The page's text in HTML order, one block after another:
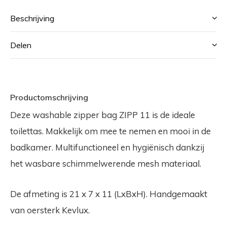
Beschrijving
Delen
Productomschrijving
Deze washable zipper bag ZIPP 11 is de ideale
toilettas. Makkelijk om mee te nemen en mooi in de
badkamer. Multifunctioneel en hygiënisch dankzij
het wasbare schimmelwerende mesh materiaal.
De afmeting is 21 x 7 x 11 (LxBxH). Handgemaakt
van oersterk Kevlux.